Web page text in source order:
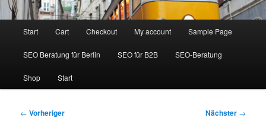
Start Cart Checkout My account Sample Page
SEO Beratung für Berlin SEO für B2B SEO-Beratung
Shop Start
Beitragsnavigation
← Vorheriger Nächster →